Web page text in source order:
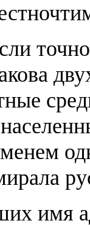
имя